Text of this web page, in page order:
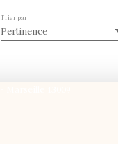
Pertinence
Trier par